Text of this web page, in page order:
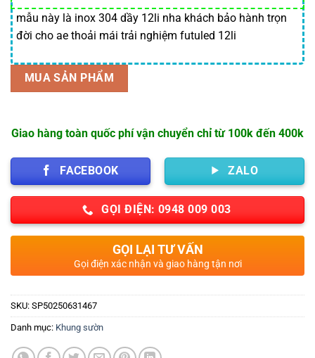
mẫu này là inox 304 dầy 12li nha khách bảo hành trọn
đời cho ae thoải mái trải nghiệm futuled 12li
MUA SẢN PHẨM
Giao hàng toàn quốc phí vận chuyển chỉ từ 100k đến 400k
FACEBOOK ZALO
GỌI ĐIỆN: 0948 009 003
GỌI LẠI TƯ VẤN
Gọi điện xác nhận và giao hàng tận nơi
SKU: SP50250631467
Danh mục: Khung sườn